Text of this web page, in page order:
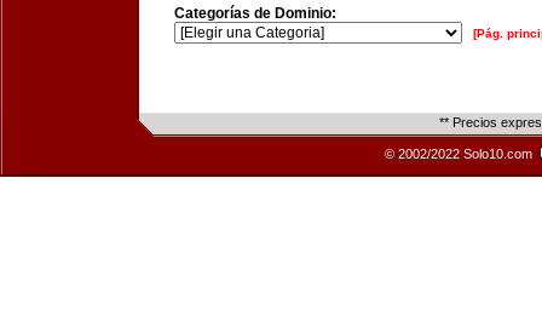
Categorías de Dominio:
[Pág.
** Precios
© 2002/2022 Solo10.com